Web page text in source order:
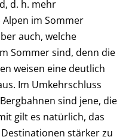
d. h. mehr
im Sommer
auch, welche
Sommer sind, denn die
weisen eine deutlich
Im Umkehrschluss
sind jene, die
gilt es natürlich, das
stärker zu